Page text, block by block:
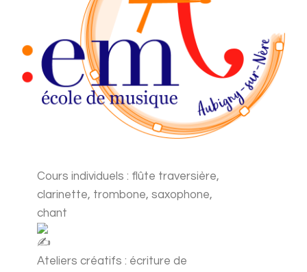
Cours individuels : flûte traversière,
clarinette, trombone, saxophone,
chant
Ateliers créatifs : écriture de